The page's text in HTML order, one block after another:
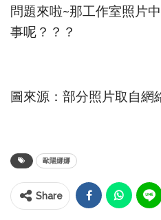
問題來啦~那工作室照片
事呢？？？
圖來源：部分照片取自網
歐陽娜娜
Share